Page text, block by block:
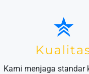
Kami menjaga standar